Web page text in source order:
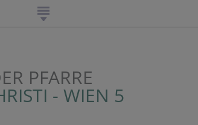
PFARRE
- WIEN 5